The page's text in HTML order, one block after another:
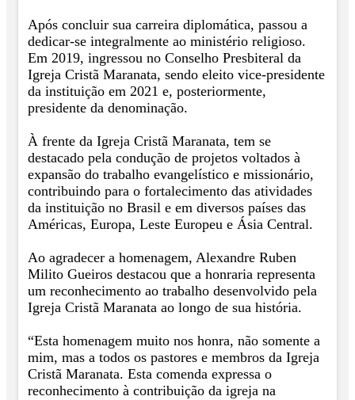
Após concluir sua carreira diplomática, passou a
dedicar-se integralmente ao ministério religioso.
Em 2019, ingressou no Conselho Presbiteral da
Igreja Cristã Maranata, sendo eleito vice-presidente
da instituição em 2021 e, posteriormente,
presidente da denominação.
À frente da Igreja Cristã Maranata, tem se
destacado pela condução de projetos voltados à
expansão do trabalho evangelístico e missionário,
contribuindo para o fortalecimento das atividades
da instituição no Brasil e em diversos países das
Américas, Europa, Leste Europeu e Ásia Central.
Ao agradecer a homenagem, Alexandre Ruben
Milito Gueiros destacou que a honraria representa
um reconhecimento ao trabalho desenvolvido pela
Igreja Cristã Maranata ao longo de sua história.
“Esta homenagem muito nos honra, não somente a
mim, mas a todos os pastores e membros da Igreja
Cristã Maranata. Esta comenda expressa o
reconhecimento à contribuição da igreja na